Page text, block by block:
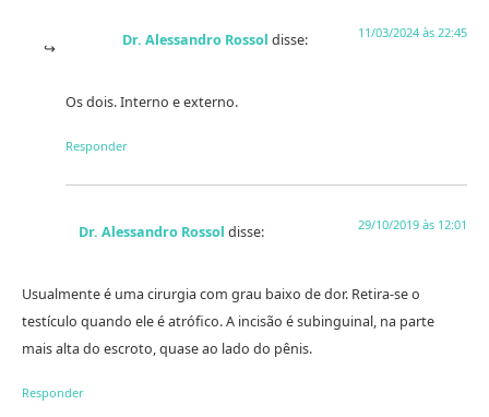
Dr. Alessandro Rossol disse: 11/03/2024 às 22:45
Os dois. Interno e externo.
Responder
Dr. Alessandro Rossol disse: 29/10/2019 às 12:01
Usualmente é uma cirurgia com grau baixo de dor. Retira-se o
testículo quando ele é atrófico. A incisão é subinguinal, na parte
mais alta do escroto, quase ao lado do pênis.
Responder